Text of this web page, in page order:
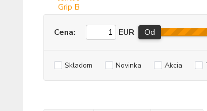
Cena: EUR Od
Skladom Novinka Akcia